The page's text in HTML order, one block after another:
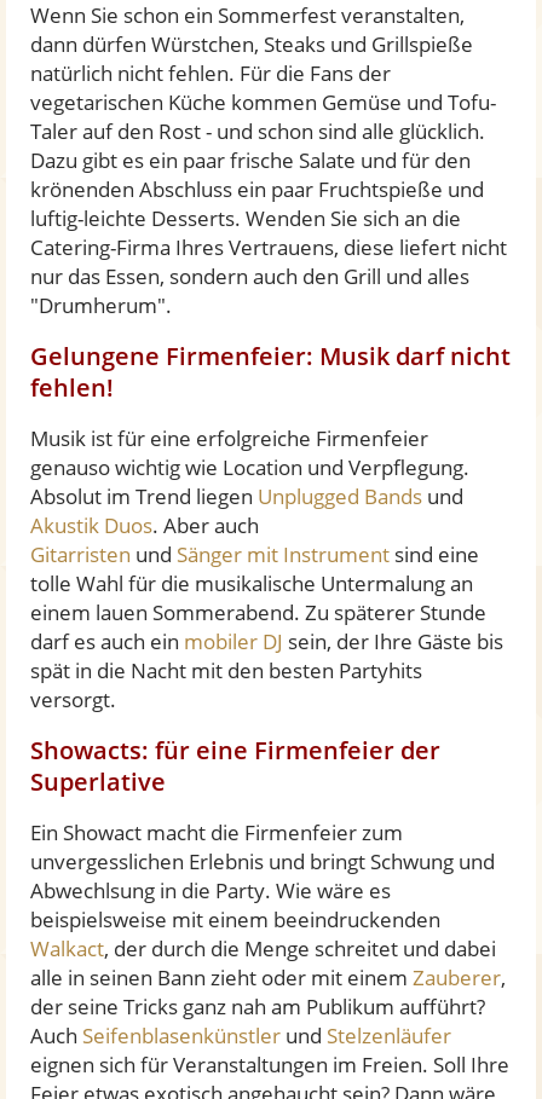
Wenn Sie schon ein Sommerfest veranstalten,
dann dürfen Würstchen, Steaks und Grillspieße
natürlich nicht fehlen. Für die Fans der
vegetarischen Küche kommen Gemüse und Tofu-
Taler auf den Rost - und schon sind alle glücklich.
Dazu gibt es ein paar frische Salate und für den
krönenden Abschluss ein paar Fruchtspieße und
luftig-leichte Desserts. Wenden Sie sich an die
Catering-Firma Ihres Vertrauens, diese liefert nicht
nur das Essen, sondern auch den Grill und alles
"Drumherum".
Gelungene Firmenfeier: Musik darf nicht
fehlen!
Musik ist für eine erfolgreiche Firmenfeier
genauso wichtig wie Location und Verpflegung.
Absolut im Trend liegen Unplugged Bands und
Akustik Duos. Aber auch
Gitarristen und Sänger mit Instrument sind eine
tolle Wahl für die musikalische Untermalung an
einem lauen Sommerabend. Zu späterer Stunde
darf es auch ein mobiler DJ sein, der Ihre Gäste bis
spät in die Nacht mit den besten Partyhits
versorgt.
Showacts: für eine Firmenfeier der
Superlative
Ein Showact macht die Firmenfeier zum
unvergesslichen Erlebnis und bringt Schwung und
Abwechlsung in die Party. Wie wäre es
beispielsweise mit einem beeindruckenden
Walkact, der durch die Menge schreitet und dabei
alle in seinen Bann zieht oder mit einem Zauberer,
der seine Tricks ganz nah am Publikum aufführt?
Auch Seifenblasenkünstler und Stelzenläufer
eignen sich für Veranstaltungen im Freien. Soll Ihre